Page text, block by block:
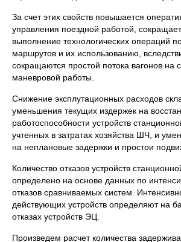
За счет этих свойств повышается
управления поездной работой,
выполнение технологических операций
маршрутов и их использованию,
сокращаются простой потока вагонов на
маневровой работы.
Снижение эксплутационных расходов
уменьшения текущих издержек на
работоспособности устройств
учтенных в затратах хозяйства ШЧ, и
на неплановые задержки и простои
Количество отказов устройств
определено на основе данных по
отказов сравниваемых систем.
действующих устройств определяют на
отказах устройств ЭЦ.
Произведем расчет количества